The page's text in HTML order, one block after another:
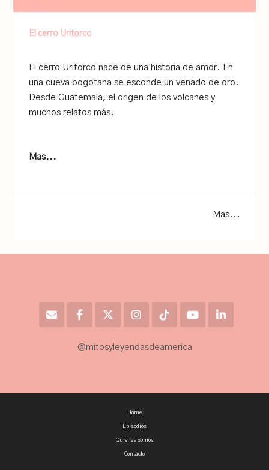
El cerro Uritorco
El cerro Uritorco nace de una historia de amor. En
una cueva bogotana se esconde un venado de oro.
Desde Guatemala, el origen de los volcanes y
muchos relatos más.
Mas...
Mas...
@mitosyleyendasdeamerica
Home
Episodios
Quienes Somos
Contacto